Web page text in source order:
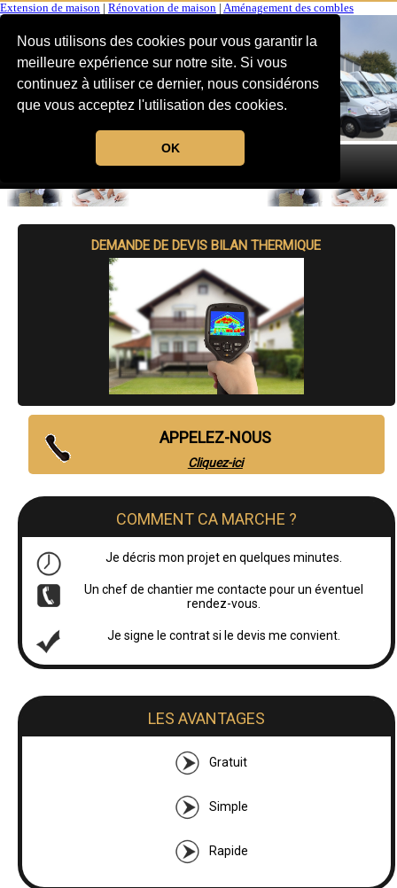
Nous utilisons des cookies pour vous garantir la
meilleure expérience sur notre site. Si vous
continuez à utiliser ce dernier, nous considérons
que vous acceptez l'utilisation des cookies.
OK
Extension de maison Rénovation de maison Aménagement des combles
MENU
DEMANDE DE DEVIS BILAN THERMIQUE
APPELEZ-NOUS
Cliquez-ici
COMMENT CA MARCHE ?
Je décris mon projet en quelques minutes.
Un chef de chantier me contacte pour un éventuel
rendez-vous.
Je signe le contrat si le devis me convient.
LES AVANTAGES
Gratuit
Simple
Rapide